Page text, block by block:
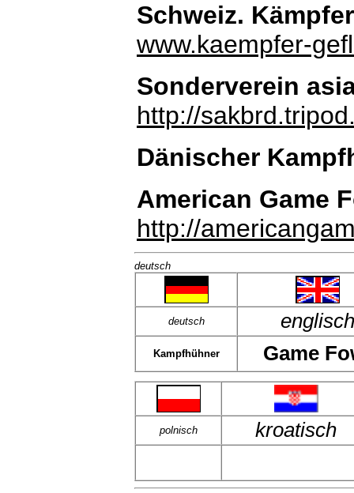
Schweiz.
www.kaempfer-
Sonderverein
http://
Dänischer
American Game
http://
deutsch
deutsch englisch
Kampfhühner Game
polnisch kroatisch